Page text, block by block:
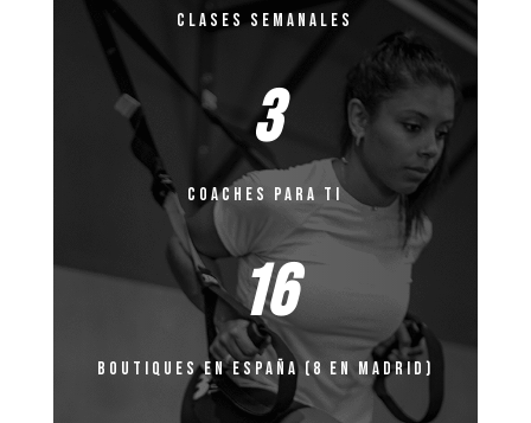
CLASES SEMANALES
3
COACHES PARA TI
16
BOUTIQUES EN ESPAÑA (8 EN MADRID)